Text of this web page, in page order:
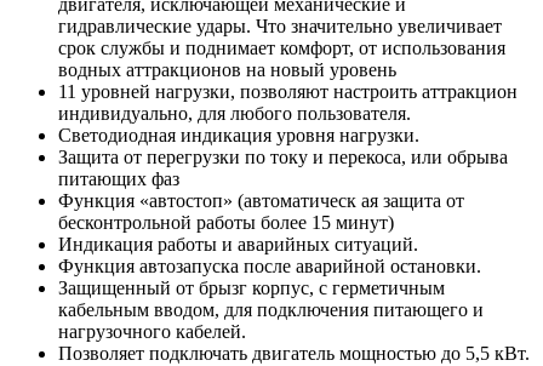
двигателя, исключающей механические и
гидравлические удары. Что значительно увеличивает
срок службы и поднимает комфорт, от использования
водных аттракционов на новый уровень
11 уровней нагрузки, позволяют настроить аттракцион
индивидуально, для любого пользователя.
Светодиодная индикация уровня нагрузки.
Защита от перегрузки по току и перекоса, или обрыва
питающих фаз
Функция «автостоп» (автоматическ ая защита от
бесконтрольной работы более 15 минут)
Индикация работы и аварийных ситуаций.
Функция автозапуска после аварийной остановки.
Защищенный от брызг корпус, с герметичным
кабельным вводом, для подключения питающего и
нагрузочного кабелей.
Позволяет подключать двигатель мощностью до 5,5 кВт.